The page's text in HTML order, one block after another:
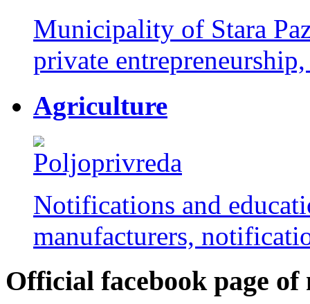
Municipality of Stara
private
Agriculture
Notifications and
manufacturers,
Оfficial facebook page